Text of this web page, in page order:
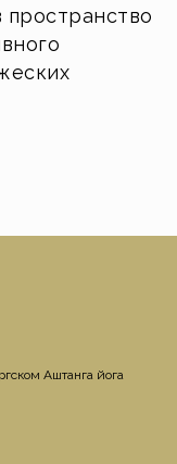
пространство
Аштанга йога